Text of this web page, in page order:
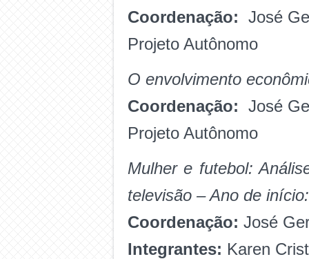
Coordenação: José
Projeto Autônomo
O envolvimento
Coordenação: José
Projeto Autônomo
Mulher e futebol:
televisão – Ano de
Coordenação: José
Integrantes: Karen